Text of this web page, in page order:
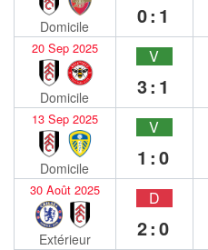
Domicile 0:1
20 Sep 2025
Domicile
V
3:1
13 Sep 2025
Domicile
V
1:0
30 Août 2025
Extérieur
D
2:0